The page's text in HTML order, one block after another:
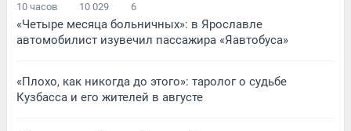
10 часов 10 029 6
«Четыре месяца больничных»: в Ярославле
автомобилист изувечил пассажира «Яавтобуса»
«Плохо, как никогда до этого»: таролог о судьбе
Кузбасса и его жителей в августе